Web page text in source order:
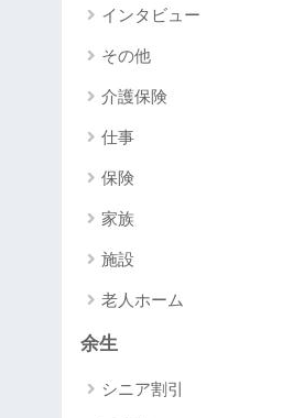
インタビュー
その他
介護保険
仕事
保険
家族
施設
老人ホーム
余生
シニア割引